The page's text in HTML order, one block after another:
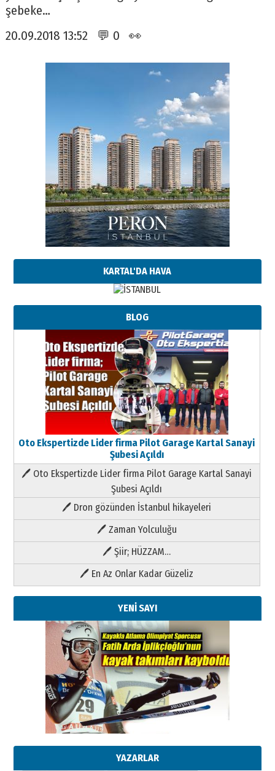
şebeke…
20.09.2018 13:52 💬 0 👀
KARTAL'DA HAVA
BLOG
Oto Ekspertizde Lider firma Pilot Garage Kartal Sanayi
Şubesi Açıldı
🖊 Oto Ekspertizde Lider firma Pilot Garage Kartal Sanayi
Şubesi Açıldı
🖊 Dron gözünden İstanbul hikayeleri
🖊 Zaman Yolculuğu
🖊 Şiir; HÜZZAM…
🖊 En Az Onlar Kadar Güzeliz
YENİ SAYI
YAZARLAR
Kenan GÜLERCİ
Metin Külünk: Aileyi Korumak
11 Mayıs 2026 Pazartesi